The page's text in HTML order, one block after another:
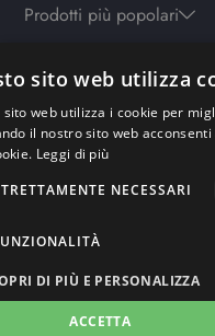
Prodotti più popolari
Orari
Lun-ven: 9.30-19.30 - Sab:
sito web utilizza
sito web utilizza i cookie per
il nostro sito web
Leggi di più
NECESSARI
DI PIÙ E PERSONALIZZA
ACCETTA